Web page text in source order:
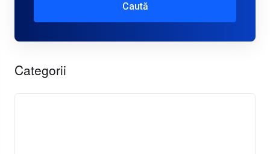
Caută
Categorii